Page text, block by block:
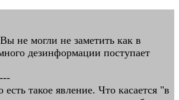
не могли не заметить как в
дезинформации поступает
есть такое явление. Что касается "в